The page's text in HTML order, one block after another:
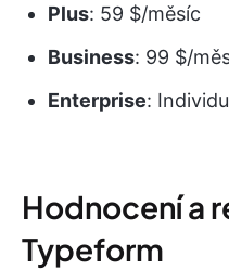
Plus: 59 $/měsíc
Business: 99 $/
Enterprise:
Hodnocení a
Typeform